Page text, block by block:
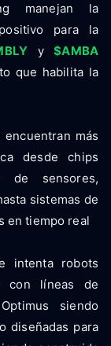
manejan la
para la
y$AMBA
que habilita la
encuentran más
desde chips
de sensores,
sistemas de
en tiempo real
intenta robots
con líneas de
siendo
diseñadas para